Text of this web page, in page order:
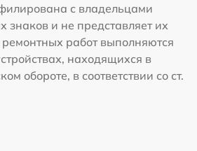
с владельцами
знаков и не представляет их
работ выполняются
находящихся в
обороте, в соответствии со ст.